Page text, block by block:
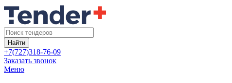
Найти
+7(727)318-76-09
Заказать звонок
Меню